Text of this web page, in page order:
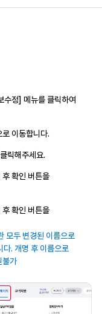
수정] 메뉴를 클릭하여
로 이동합니다.
클릭해주세요.
후확인 버튼을
확인 버튼을
모두 변경된 이름으로
다. 개명 후 이름으로
불가